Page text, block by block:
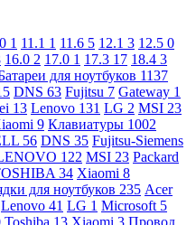
1 11.1 1 11.6 5 12.1 3 12.5 0
16.0 2 17.0 1 17.3 17 18.4 3
для ноутбуков 1137
DNS 63 Fujitsu 7 Gateway 1
13 Lenovo 131 LG 2 MSI 23
9 Клавиатуры 1002
56 DNS 35 Fujitsu-Siemens
122 MSI 23 Packard
34 Xiaomi 8
для ноутбуков 235 Acer
Lenovo 41 LG 1 Microsoft 5
Toshiba 13 Xiaomi 3 Провод